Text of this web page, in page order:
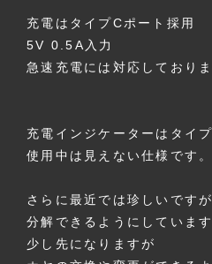
充電はタイプCポート採用
5V 0.5A入力
急速充電には対応しておりま
充電インジケーターはタイ
使用中は見えない仕様です。
さらに最近では珍しいですが
分解できるようにしています
少し先になりますが